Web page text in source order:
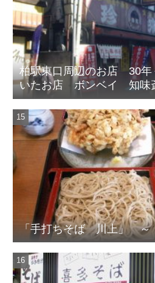
柏駅東口周辺のお店 30年
いたお店 ボンベイ 知
「手打ちそば 川上」